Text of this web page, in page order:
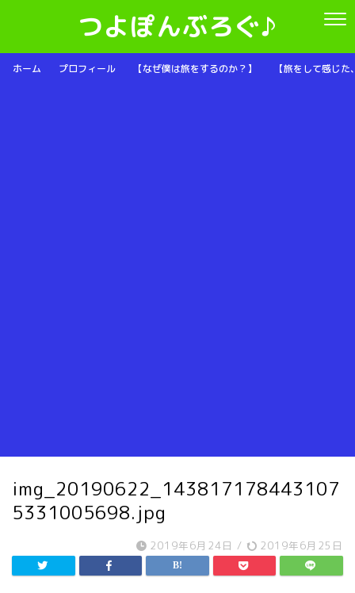
つよぽんぶろぐ♪
ホーム プロフィール 【なぜ僕は旅をするのか？】 【旅をして感じ
img_20190622_143817178443107
5331005698.jpg
2019年6月24日 / 2019年6月25日